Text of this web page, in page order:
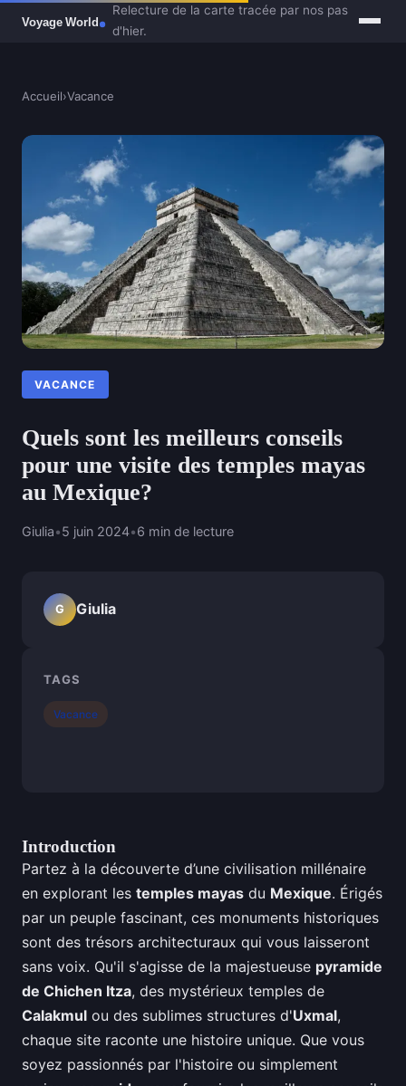
Relecture de la carte tracée par nos pas
d'hier.
Accueil›Vacance
VACANCE
Quels sont les meilleurs conseils
pour une visite des temples mayas
au Mexique?
Giulia•5 juin 2024•6 min de lecture
Introduction
Partez à la découverte d’une civilisation millénaire
en explorant les temples mayas du Mexique. Érigés
par un peuple fascinant, ces monuments historiques
sont des trésors architecturaux qui vous laisseront
sans voix. Qu'il s'agisse de la majestueuse pyramide
de Chichen Itza, des mystérieux temples de
Calakmul ou des sublimes structures d'Uxmal,
chaque site raconte une histoire unique. Que vous
soyez passionnés par l'histoire ou simplement
G Giulia
TAGS
Vacance